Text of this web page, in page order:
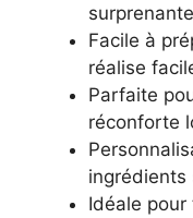
Facile à
réalise
Parfaite
réconforte
ingrédients
Idéale